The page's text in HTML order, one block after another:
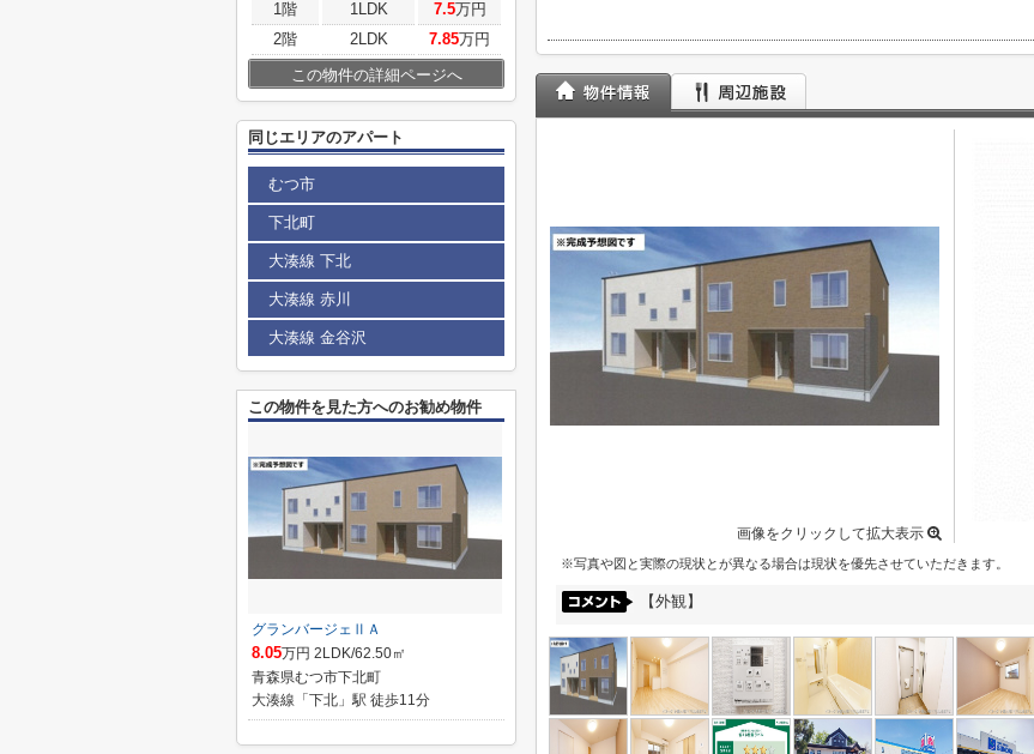
画像をクリックして拡大表示
※写真や図と実際の現状とが異なる場合は現状を優先させていただきます。
【外観】
1階
1LDK 7.5万円
2階
2LDK 7.85万円
この物件の詳細ページへ
同じエリアのアパート
むつ市
下北町
大湊線 下北
大湊線 赤川
大湊線 金谷沢
この物件を見た方へのお勧め物件
グランバージェⅡＡ
8.05万円 2LDK/62.50㎡
青森県むつ市下北町
大湊線「下北」駅 徒歩11分